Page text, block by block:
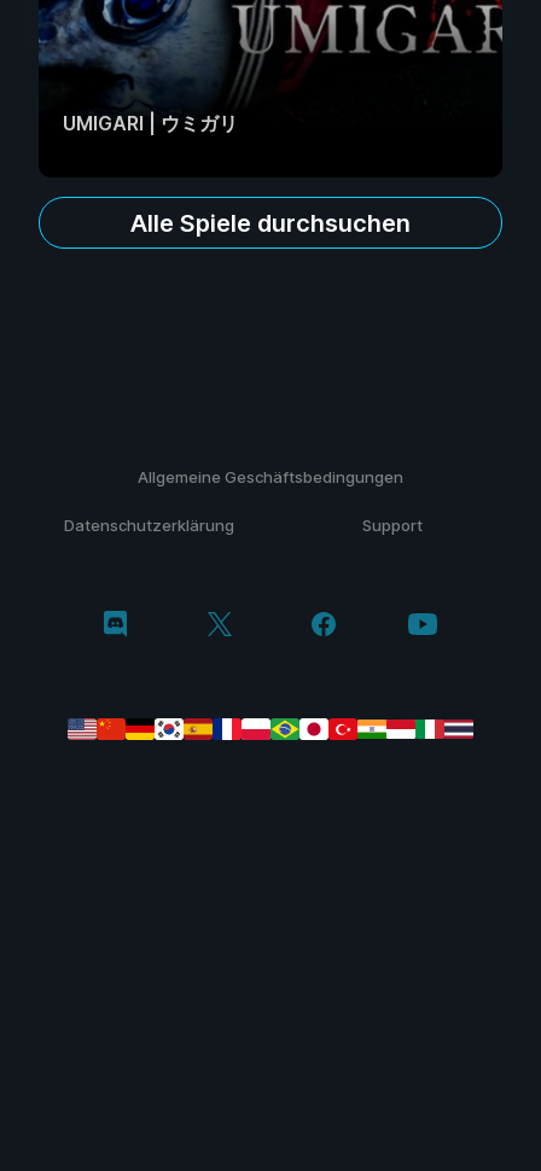
UMIGARI | ウミガリ
Alle Spiele durchsuchen
Allgemeine Geschäftsbedingungen
Datenschutzerklärung Support